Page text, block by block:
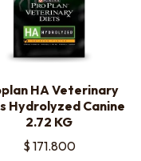
HA Veterinary
Hydrolyzed Canine
2.72 KG
$ 171.800